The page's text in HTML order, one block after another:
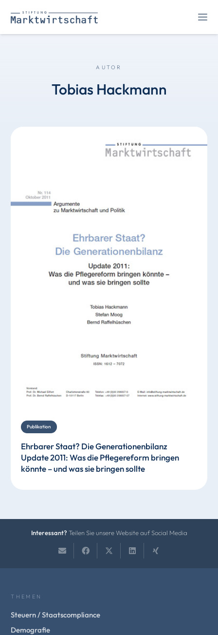
AUTOR
Tobias Hackmann
Publikation
Ehrbarer Staat? Die Generationenbilanz
Update 2011: Was die Pflegereform bringen
könnte – und was sie bringen sollte
Interessant? Teilen Sie unsere Website auf Social Media
THEMEN
Steuern / Staatscompliance
Demografie